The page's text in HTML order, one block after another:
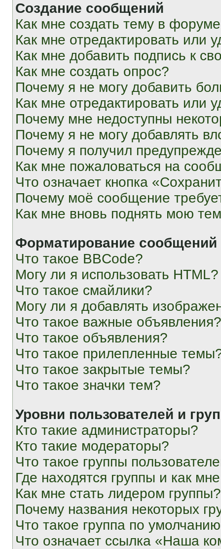
Создание сообщений
Как мне создать тему в
Как мне отредактировать или
Как мне добавить подпись к
Как мне создать опрос?
Почему я не могу добавить
Как мне отредактировать или
Почему мне недоступны
Почему я не могу добавлять
Почему я получил
Как мне пожаловаться на
Что означает кнопка
Почему моё сообщение
Как мне вновь поднять мою
Форматирование
Что такое BBCode?
Могу ли я использовать HTML?
Что такое смайлики?
Могу ли я добавлять
Что такое важные объявления?
Что такое объявления?
Что такое прилепленные
Что такое закрытые темы?
Что такое значки тем?
Уровни пользователей и
Кто такие администраторы?
Кто такие модераторы?
Что такое группы
Где находятся группы и как
Как мне стать лидером группы?
Почему названия некоторых
Что такое группа по
Что означает ссылка «Наша